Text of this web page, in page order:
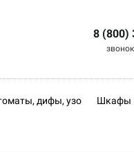
8 (800)
дифы, узо Шкафы